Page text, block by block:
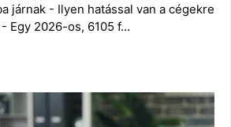
járnak - Ilyen hatással van a cégekre
Egy 2026-os, 6105 f…